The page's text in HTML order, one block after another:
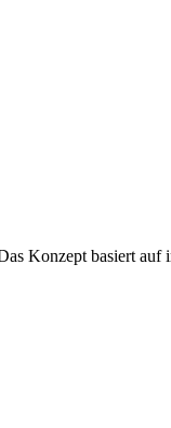
Konzept basiert auf